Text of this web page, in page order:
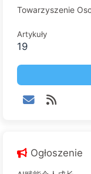
Towarzyszenie
Artykuły
19
Ogłoszenie